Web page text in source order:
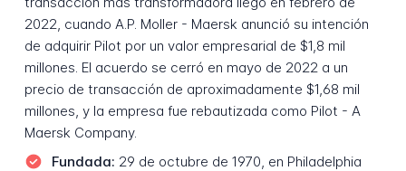
2022, cuando A.P. Moller - Maersk anunció su intención
de adquirir Pilot por un valor empresarial de $1,8 mil
millones. El acuerdo se cerró en mayo de 2022 a un
precio de transacción de aproximadamente $1,68 mil
millones, y la empresa fue rebautizada como Pilot - A
Maersk Company.
Fundada: 29 de octubre de 1970, en Philadelphia